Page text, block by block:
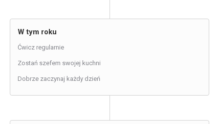
W tym roku
Ćwicz regularnie
Zostań szefem swojej kuchni
Dobrze zaczynaj każdy dzień